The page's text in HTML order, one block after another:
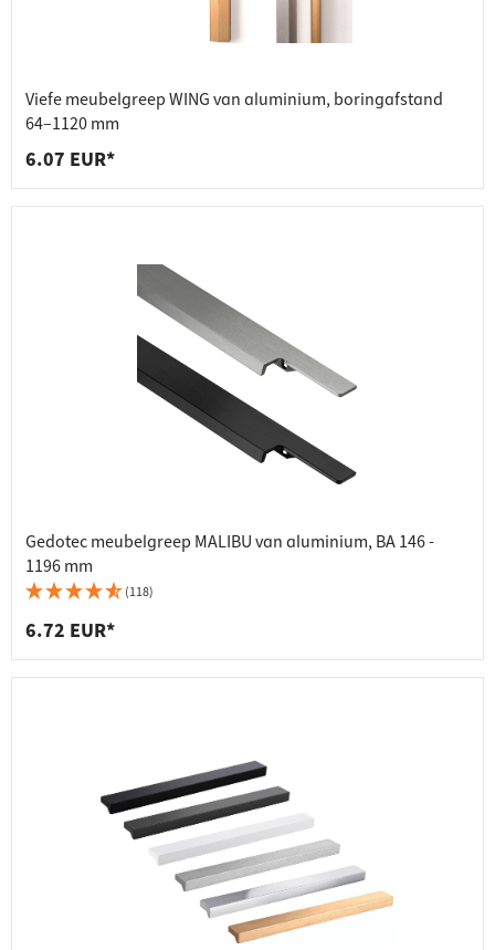
Viefe meubelgreep WING van aluminium, boringafstand
64–1120 mm
6.07 EUR*
Gedotec meubelgreep MALIBU van aluminium, BA 146 -
1196 mm
(118)
6.72 EUR*